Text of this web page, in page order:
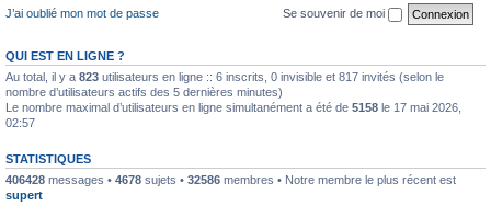
J’ai oublié mon mot de passe
Se souvenir de moi
QUI EST EN LIGNE ?
Au total, il y a 823 utilisateurs en ligne :: 6 inscrits, 0 invisible et 817 invités (selon le
nombre d’utilisateurs actifs des 5 dernières minutes)
Le nombre maximal d’utilisateurs en ligne simultanément a été de 5158 le 17 mai 2026,
02:57
STATISTIQUES
406428 messages • 4678 sujets • 32586 membres • Notre membre le plus récent est
supert